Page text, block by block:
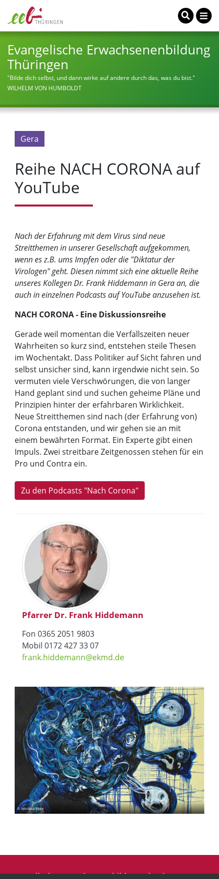
Evangelische Erwachsenenbildung
Thüringen
"Bilde dich selbst, und dann wirke auf andere durch das, was du bist."
WILHELM VON HUMBOLDT
Gera
Reihe NACH CORONA auf
YouTube
Nach der Erfahrung mit dem Virus sind neue
Streitthemen in unserer Gesellschaft aufgekommen,
wenn es z.B. ums Impfen oder die "Diktatur der
Virologen" geht. Diesen nimmt sich eine aktuelle Reihe
unseres Kollegen Dr. Frank Hiddemann in Gera an, die
auch in einzelnen Podcasts auf YouTube anzusehen ist.
NACH CORONA - Eine Diskussionsreihe
Gerade weil momentan die Verfallszeiten neuer
Wahrheiten so kurz sind, entstehen steile Thesen
im Wochentakt. Dass Politiker auf Sicht fahren und
selbst unsicher sind, kann irgendwie nicht sein. So
vermuten viele Verschwörungen, die von langer
Hand geplant sind und suchen geheime Pläne und
Prinzipien hinter der erfahrbaren Wirklichkeit.
Neue Streitthemen sind nach (der Erfahrung von)
Corona entstanden, und wir gehen sie an mit
einem bewährten Format. Ein Experte gibt einen
Impuls. Zwei streitbare Zeitgenossen stehen für ein
Pro und Contra ein.
Zu den Podcasts "Nach Corona"
Pfarrer Dr. Frank Hiddemann
Fon 0365 2051 9803
Mobil 0172 427 33 07
frank.hiddemann@ekmd.de
© Nikolaus Mohr
Evangelische Erwachsenenbildung Thüringen